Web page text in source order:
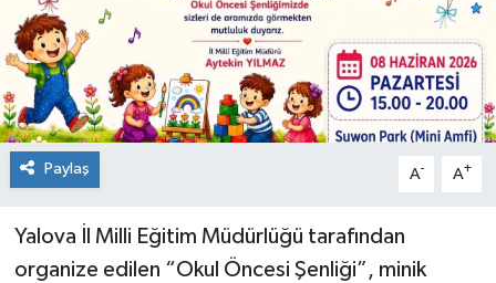
Paylaş A- A+
Yalova İl Milli Eğitim Müdürlüğü tarafından
organize edilen “Okul Öncesi Şenliği”, minik